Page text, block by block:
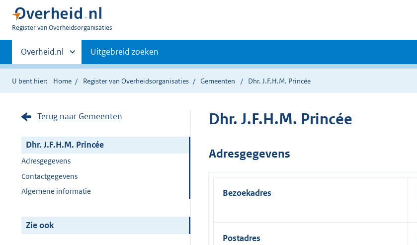
U
Register van Overheidsorganisaties
Primaire
navigatie
Andere
sites
binnen
Overheid.nl Uitgebreid zoeken
U bent hier: Home Register van Overheidsorganisaties Gemeenten Dhr. J.F.H.M. Princée
Terug naar Gemeenten
Dhr. J.F.H.M. Princée
Adresgegevens
Contactgegevens
Algemene informatie
Zie ook
Dhr. J.F.H.M. Princée
Adresgegevens
Bezoekadres
Postadres